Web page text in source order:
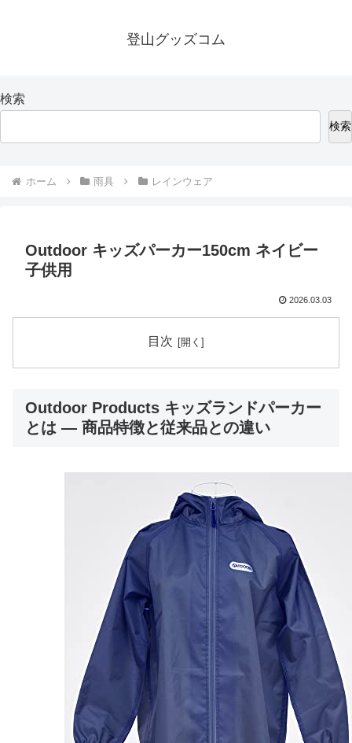
登山グッズコム
検索
検索
ホーム 雨具 レインウェア
Outdoor キッズパーカー150cm ネイビー
子供用
2026.03.03
目次
Outdoor Products キッズランドパーカー
とは — 商品特徴と従来品との違い